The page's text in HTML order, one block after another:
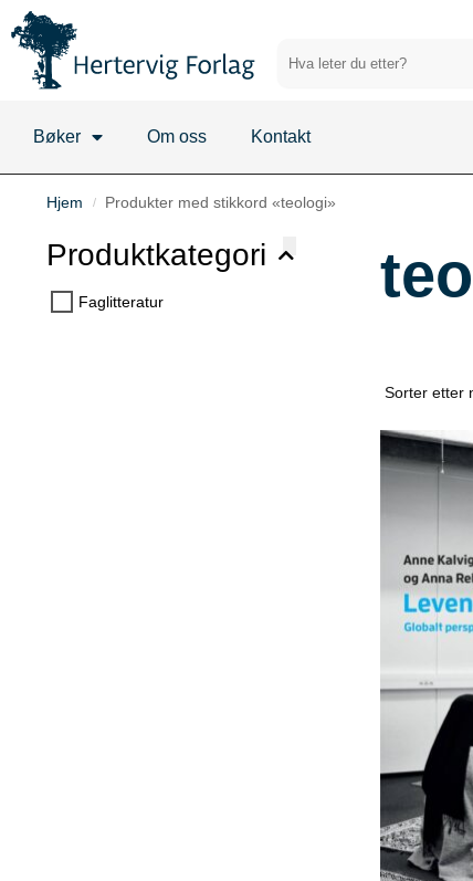
Bøker Om oss Kontakt
Hjem / Produkter med stikkord «teologi»
Produktkategori
Faglitteratur